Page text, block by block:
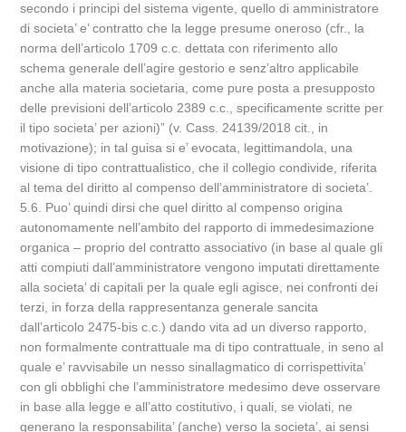
secondo i principi del sistema vigente, quello di amministratore
di societa’ e’ contratto che la legge presume oneroso (cfr., la
norma dell’articolo 1709 c.c. dettata con riferimento allo
schema generale dell’agire gestorio e senz’altro applicabile
anche alla materia societaria, come pure posta a presupposto
delle previsioni dell’articolo 2389 c.c., specificamente scritte per
il tipo societa’ per azioni)” (v. Cass. 24139/2018 cit., in
motivazione); in tal guisa si e’ evocata, legittimandola, una
visione di tipo contrattualistico, che il collegio condivide, riferita
al tema del diritto al compenso dell’amministratore di societa’.
5.6. Puo’ quindi dirsi che quel diritto al compenso origina
autonomamente nell’ambito del rapporto di immedesimazione
organica – proprio del contratto associativo (in base al quale gli
atti compiuti dall’amministratore vengono imputati direttamente
alla societa’ di capitali per la quale egli agisce, nei confronti dei
terzi, in forza della rappresentanza generale sancita
dall’articolo 2475-bis c.c.) dando vita ad un diverso rapporto,
non formalmente contrattuale ma di tipo contrattuale, in seno al
quale e’ ravvisabile un nesso sinallagmatico di corrispettivita’
con gli obblighi che l’amministratore medesimo deve osservare
in base alla legge e all’atto costitutivo, i quali, se violati, ne
generano la responsabilita’ (anche) verso la societa’, ai sensi